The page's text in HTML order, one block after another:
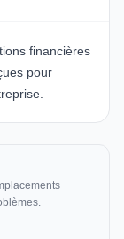
financières
pour